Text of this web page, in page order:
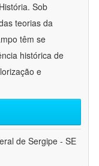
Sob
teorias da
têm se
histórica de
e
de Sergipe - SE